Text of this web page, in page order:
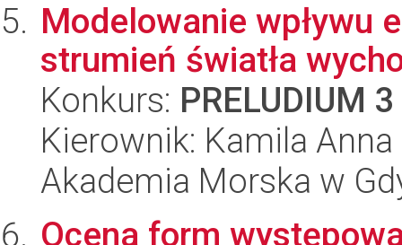
Modelowanie wpływu
strumień światła
Konkurs: PRELUDIUM 3
Kierownik: Kamila Anna
Akademia Morska w
Ocena form